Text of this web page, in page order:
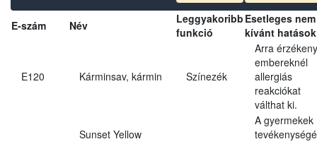
E-szám Név
Leggyakoribb
funkció
Esetleges nem
kívánt hatások
E120 Kárminsav, kármin Színezék
Arra érzékeny
embereknél
allergiás
reakciókat
válthat ki.
Sunset Yellow
A gyermekek